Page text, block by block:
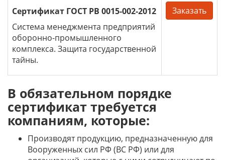
Сертификат ГОСТ РВ 0015-002-2012
Система менеджмента предприятий
оборонно-промышленного
комплекса. Защита государственной
тайны.
Заказать
В обязательном порядке
сертификат требуется
компаниям, которые:
Производят продукцию, предназначенную для
Вооруженных сил РФ (ВС РФ) или для